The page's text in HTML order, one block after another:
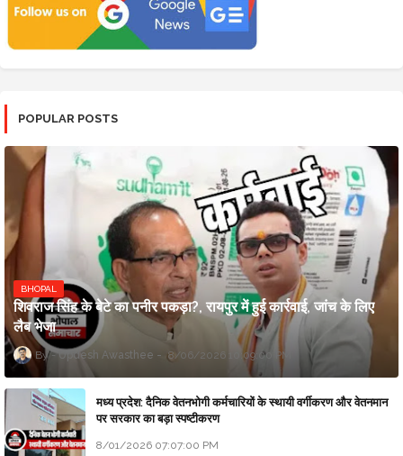
POPULAR POSTS
BHOPAL
शिवराज सिंह के बेटे का पनीर पकड़ा?, रायपुर में हुई कार्रवाई, जांच के लिए
लैब भेजा
Updesh Awasthee 8/06/2026 10:09:00 PM
मध्य प्रदेश: दैनिक वेतनभोगी कर्मचारियों के स्थायी वर्गीकरण और वेतनमान
पर सरकार का बड़ा स्पष्टीकरण
8/01/2026 07:07:00 PM